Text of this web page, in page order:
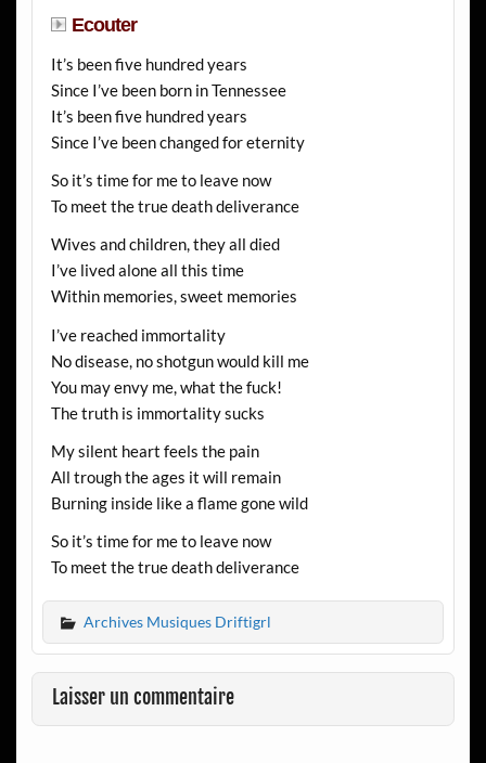
Ecouter
It’s been five hundred years
Since I’ve been born in Tennessee
It’s been five hundred years
Since I’ve been changed for eternity
So it’s time for me to leave now
To meet the true death deliverance
Wives and children, they all died
I’ve lived alone all this time
Within memories, sweet memories
I’ve reached immortality
No disease, no shotgun would kill me
You may envy me, what the fuck!
The truth is immortality sucks
My silent heart feels the pain
All trough the ages it will remain
Burning inside like a flame gone wild
So it’s time for me to leave now
To meet the true death deliverance
Archives Musiques Driftigrl
Laisser un commentaire